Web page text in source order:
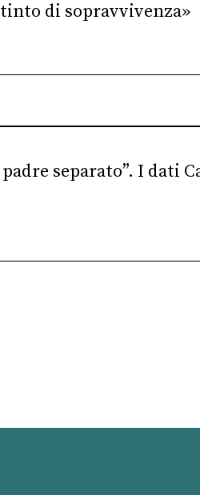
di sopravvivenza»
separato”. I dati